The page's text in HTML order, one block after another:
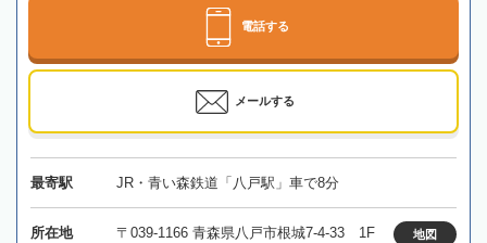
電話する
メールする
最寄駅 JR・青い森鉄道「八戸駅」車で8分
所在地 〒039-1166 青森県八戸市根城7-4-33 1F 地図